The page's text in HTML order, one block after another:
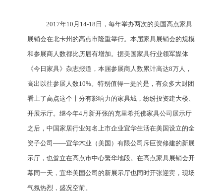
2017年10月14-18日，每年举办两次的美国高点家具
展销会在北卡州的高点市隆重举行。本届家具展销会的规模
和参展商人数都比历届有增加。据美国家具行业领军媒体
《今日家具》杂志报道，本届参展商人数累计高达8万人，
高出以往参展人数10%。特别值得一提的是，有众多大财团
看上了高点这个十分有影响力的家具城，纷纷投资建大楼、
开展示厅。继今年4月新开张的克里希托佛家具公司展示厅
之后，中国家居行业知名上市企业宜华生活在美国设立的全
资子公司——宜华木业（美国）有限公司斥巨资修建的新展
示厅，也耸立在高点市中心繁华地段。在高点家具展销会开
幕同一天，宜华美国公司的新展示厅也同时开张迎宾，现场
气氛热烈，盛况空前。